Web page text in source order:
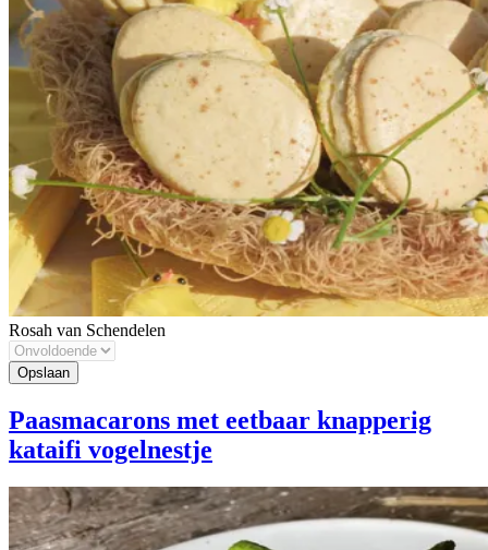
Rosah van Schendelen
Paasmacarons met eetbaar knapperig
kataifi vogelnestje